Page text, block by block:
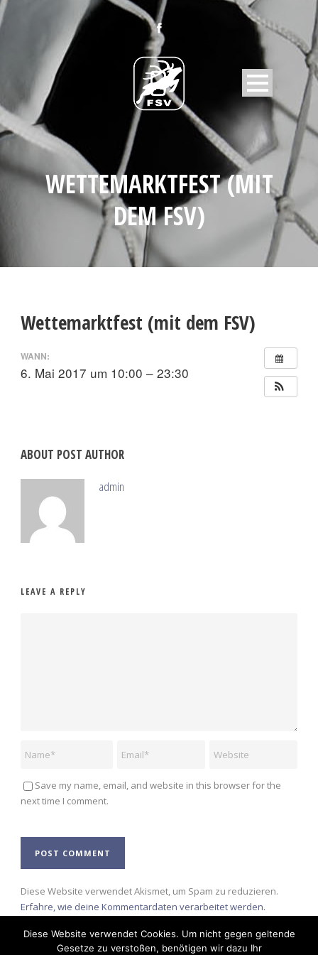
WETTEMARKTFEST (MIT
DEM FSV)
Wettemarktfest (mit dem FSV)
WANN:
6. Mai 2017 um 10:00 – 23:30
ABOUT POST AUTHOR
admin
LEAVE A REPLY
Save my name, email, and website in this browser for the
next time I comment.
Alternative:
Diese Website verwendet Akismet, um Spam zu reduzieren.
Erfahre, wie deine Kommentardaten verarbeitet werden.
Diese Website verwendet Cookies. Um nicht gegen geltende
Gesetze zu verstoßen, benötigen wir dazu Ihr